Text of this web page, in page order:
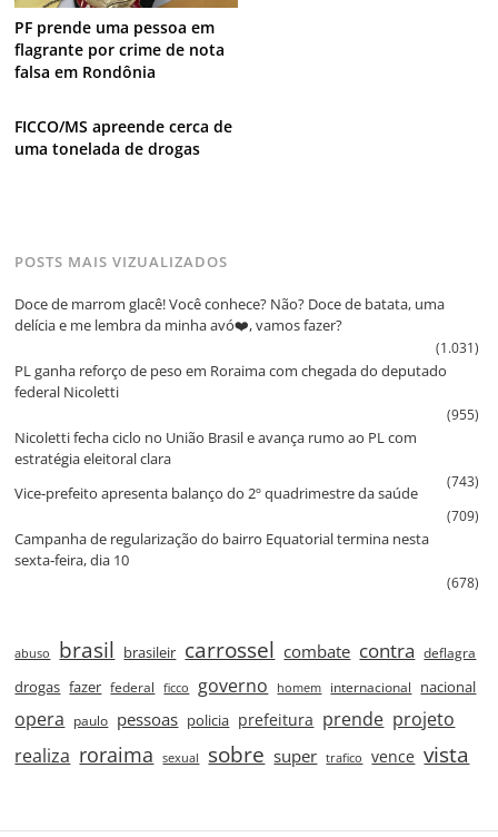
PF prende uma pessoa em
flagrante por crime de nota
falsa em Rondônia
FICCO/MS apreende cerca de
uma tonelada de drogas
POSTS MAIS VIZUALIZADOS
Doce de marrom glacê! Você conhece? Não? Doce de batata, uma
delícia e me lembra da minha avó❤️, vamos fazer?
(1.031)
PL ganha reforço de peso em Roraima com chegada do deputado
federal Nicoletti
(955)
Nicoletti fecha ciclo no União Brasil e avança rumo ao PL com
estratégia eleitoral clara
(743)
Vice‑prefeito apresenta balanço do 2º quadrimestre da saúde
(709)
Campanha de regularização do bairro Equatorial termina nesta
sexta‑feira, dia 10
(678)
abuso brasil brasileir carrossel combate contra deflagra
drogas fazer federal ficco governo homem internacional nacional
opera paulo pessoas policia prefeitura prende projeto
realiza roraima sexual sobre super trafico vence vista